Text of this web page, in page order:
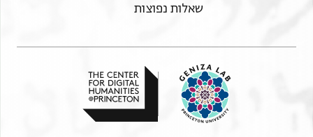
שאלות נפוצות